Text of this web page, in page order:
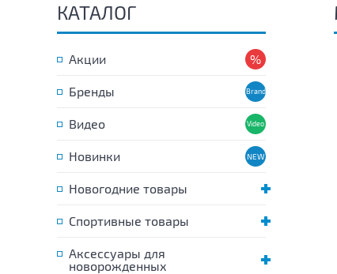
КАТАЛОГ
Акции
Бренды
Видео
Новинки
Новогодние товары
Спортивные товары
Аксессуары для
новорожденных